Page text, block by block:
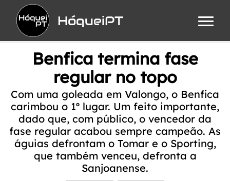
HóqueiPT
Benfica termina fase
regular no topo
Com uma goleada em Valongo, o Benfica
carimbou o 1º lugar. Um feito importante,
dado que, com público, o vencedor da
fase regular acabou sempre campeão. As
águias defrontam o Tomar e o Sporting,
que também venceu, defronta a
Sanjoanense.